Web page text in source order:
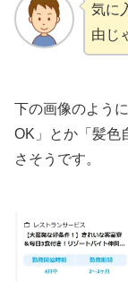
気に
由じ
下の画像のよう
OK」とか「髪色
さそうです。